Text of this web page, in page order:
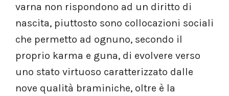
varna non rispondono ad un diritto di
nascita, piuttosto sono collocazioni sociali
che permetto ad ognuno, secondo il
proprio karma e guna, di evolvere verso
uno stato virtuoso caratterizzato dalle
nove qualità braminiche, oltre è la